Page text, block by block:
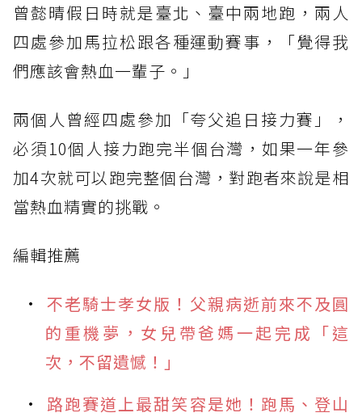
曾懿晴假日時就是臺北、臺中兩地跑，兩人
四處參加馬拉松跟各種運動賽事，「覺得我
們應該會熱血一輩子。」
兩個人曾經四處參加「夸父追日接力賽」，
必須10個人接力跑完半個台灣，如果一年參
加4次就可以跑完整個台灣，對跑者來說是相
當熱血精實的挑戰。
編輯推薦
不老騎士孝女版！父親病逝前來不及圓
的重機夢，女兒帶爸媽一起完成「這
次，不留遺憾！」
路跑賽道上最甜笑容是她！跑馬、登山